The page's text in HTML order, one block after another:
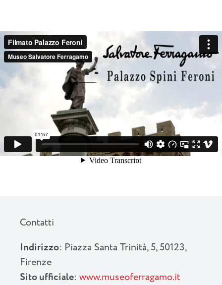
Contatti
Indirizzo: Piazza Santa Trinità, 5, 50123,
Firenze
Sito ufficiale: www.museoferragamo.it